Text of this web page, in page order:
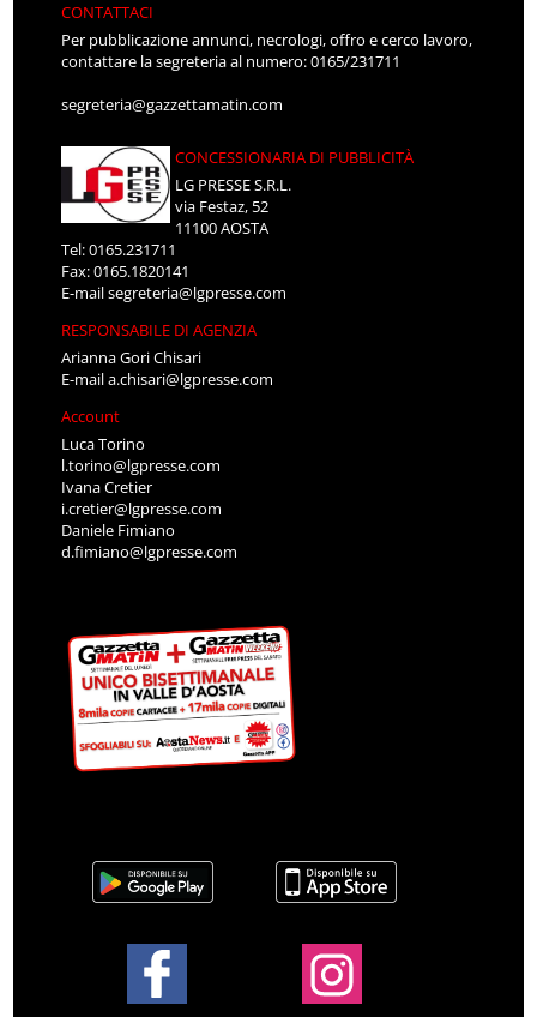
CONTATTACI
Per pubblicazione annunci, necrologi, offro e cerco lavoro,
contattare la segreteria al numero: 0165/231711
segreteria@gazzettamatin.com
CONCESSIONARIA DI PUBBLICITÀ
LG PRESSE S.R.L.
via Festaz, 52
11100 AOSTA
Tel: 0165.231711
Fax: 0165.1820141
E-mailsegreteria@lgpresse.com
RESPONSABILE DI AGENZIA
Arianna Gori Chisari
E-maila.chisari@lgpresse.com
Account
Luca Torino
l.torino@lgpresse.com
Ivana Cretier
i.cretier@lgpresse.com
Daniele Fimiano
d.fimiano@lgpresse.com